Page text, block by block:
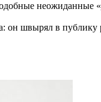
неожиданные
швырял в публику